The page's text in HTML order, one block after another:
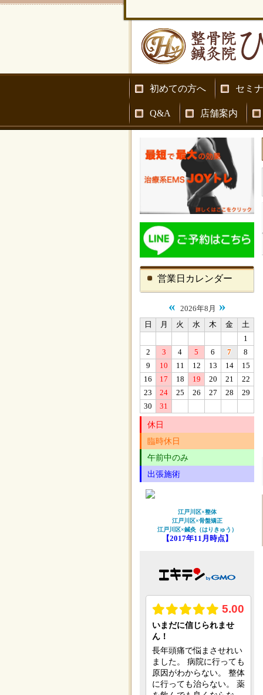
初めての方へ セミ
Q&A 店舗案内
営業日カレンダー
« 2026年8月 »
日 月 火 水 木 金
土
1
2
3 4 5 6 7
8
9
10 11 12 13 14
15
16
17 18 19 20 21
22
23
24 25 26 27 28
29
30
31
休日
臨時休日
午前中のみ
出張施術
江戸川区×整体
江戸川区×骨盤矯正
江戸川区×鍼灸（はりきゅう）
【2017年11月時点】